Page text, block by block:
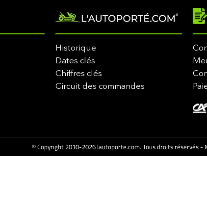
Historique
Dates clés
Chiffres clés
Circuit des commandes
© Copyright 2010-2026 lautoporte.com. Tous droits réservés